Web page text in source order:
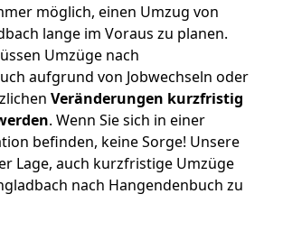
möglich, einen Umzug von
lange im Voraus zu planen.
Umzüge nach
aufgrund von Jobwechseln oder
Veränderungen kurzfristig
. Wenn Sie sich in einer
befinden, keine Sorge! Unsere
Lage, auch kurzfristige Umzüge
nach Hangendenbuch zu